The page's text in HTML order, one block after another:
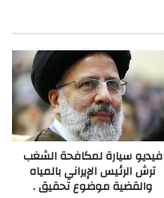
فيديو سيارة لمكافحة الشغب
ترش الرئيس الإيراني بالمياه
والقضية موضوع تحقيق .